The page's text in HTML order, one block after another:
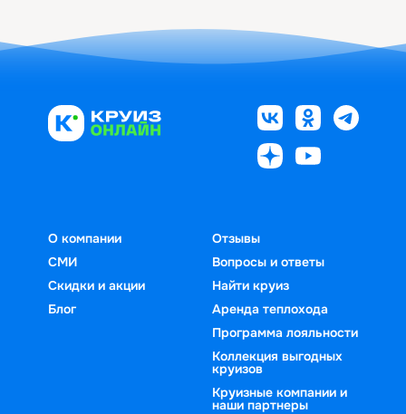
О компании
СМИ
Скидки и акции
Блог
Отзывы
Вопросы и ответы
Найти круиз
Аренда теплохода
Программа лояльности
Коллекция выгодных
круизов
Круизные компании и
наши партнеры